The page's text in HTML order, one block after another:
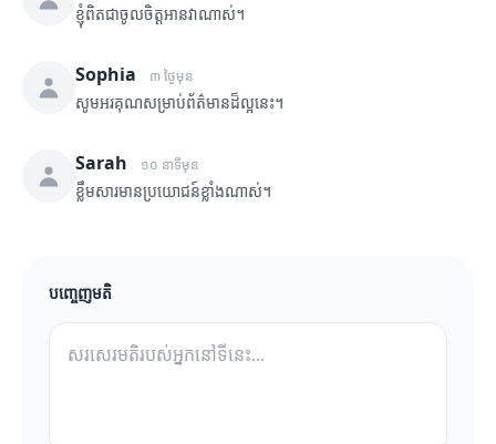
ខ្ញុំពិតជាចូលចិត្តអានវាណាស់។
Sophia ៣ ថ្ងៃមុន
សូមអរគុណសម្រាប់ព័ត៌មានដ៏ល្អនេះ។
Sarah ១០ នាទីមុន
ខ្លឹមសារមានប្រយោជន៍ខ្លាំងណាស់។
បញ្ចេញមតិ